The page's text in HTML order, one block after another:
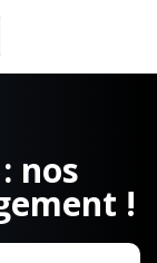
nos
!